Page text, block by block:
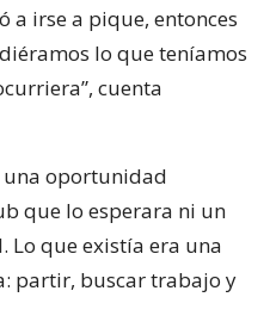
a irse a pique, entonces
lo que teníamos
cuenta
una oportunidad
que lo esperara ni un
que existía era una
partir, buscar trabajo y